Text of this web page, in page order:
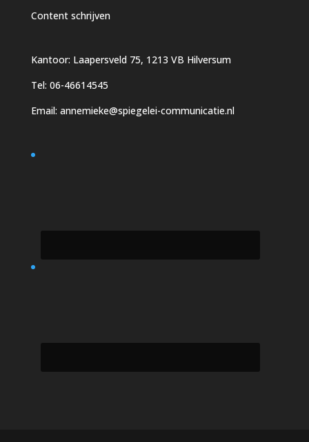
Content schrijven
Kantoor: Laapersveld 75, 1213 VB Hilversum
Tel: 06-46614545
Email: annemieke@spiegelei-communicatie.nl